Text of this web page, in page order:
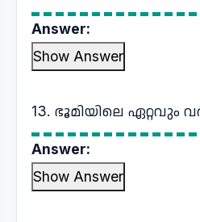
Answer:
Show Answer
13. ഭൂമിയിലെ ഏറ്റവും
Answer:
Show Answer